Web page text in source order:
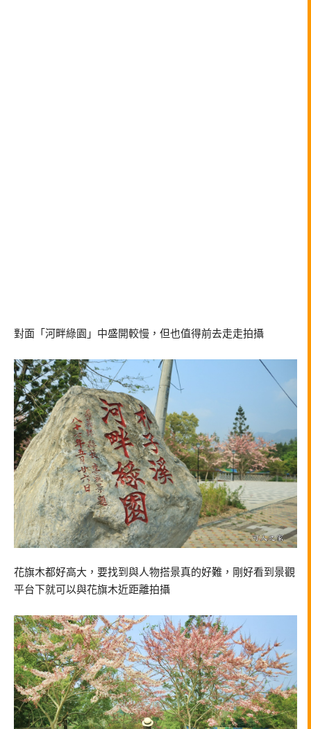
對面「河畔綠園」中盛開較慢，但也值得前去走走拍攝
花旗木都好高大，要找到與人物搭景真的好難，剛好看到景觀
平台下就可以與花旗木近距離拍攝